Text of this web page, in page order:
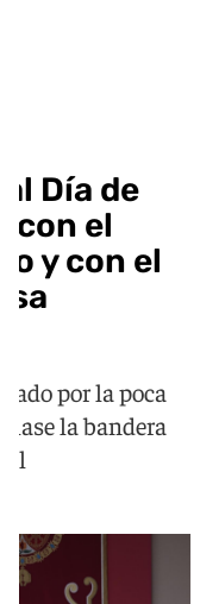
Día de
con el
y con el
por la poca
la bandera